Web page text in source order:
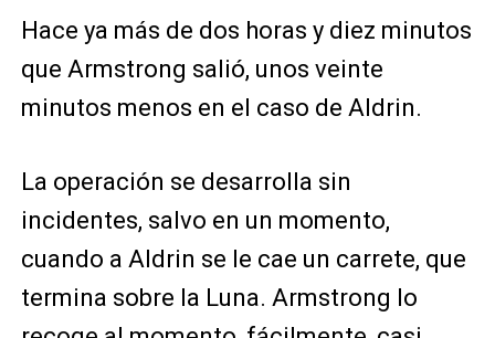
Hace ya más de dos horas y diez minutos
que Armstrong salió, unos veinte
minutos menos en el caso de Aldrin.
La operación se desarrolla sin
incidentes, salvo en un momento,
cuando a Aldrin se le cae un carrete, que
termina sobre la Luna. Armstrong lo